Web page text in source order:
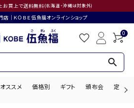
買上で送料無料(北海道・沖縄は対象外)
│ＫＯＢＥ伍魚福オンラインショップ
0
search
ススメ 価格別 ギフト 頒布会 定期購